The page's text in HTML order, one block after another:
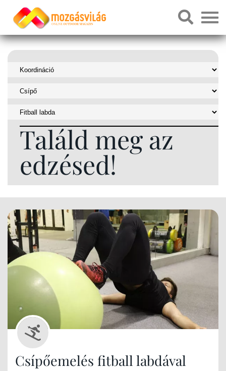
Találd meg az
edzésed!
Csípőemelés fitball labdával